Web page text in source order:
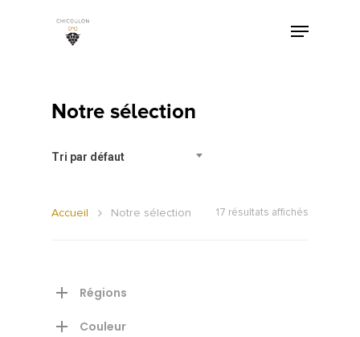
Notre sélection
Tri par défaut
17 résultats affichés
Accueil Notre sélection
Régions
Couleur